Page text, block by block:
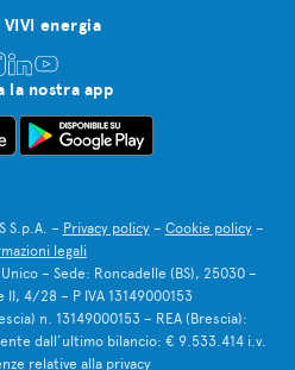
VIVI energia
la nostra app
S.p.A. – Privacy policy– Cookie policy–
legali
– Sede: Roncadelle (BS), 25030 –
4/28 – P IVA 13149000153
n. 13149000153 – REA (Brescia):
dall’ultimo bilancio: € 9.533.414 i.v.
relative alla privacy